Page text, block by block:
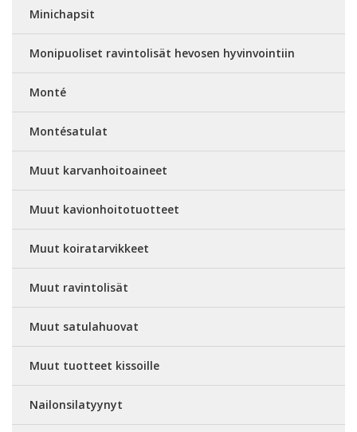
Minichapsit
Monipuoliset ravintolisät hevosen hyvinvointiin
Monté
Montésatulat
Muut karvanhoitoaineet
Muut kavionhoitotuotteet
Muut koiratarvikkeet
Muut ravintolisät
Muut satulahuovat
Muut tuotteet kissoille
Nailonsilatyynyt